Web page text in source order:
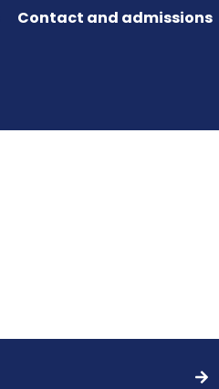
Contact and admissions